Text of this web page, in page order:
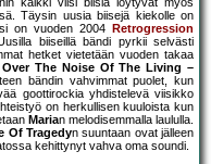
kaikki viisi biisiä löytyvät myös
Täysin uusia biisejä kiekolle on
on vuoden 2004
Retrogression
biiseillä bändi pyrkii selvästi
hetket vietetään vuoden takaa
Over The Noise Of The Living –
bändin vahvimmat puolet, kun
goottirockia yhdistelevä viisikko
on herkullisen kuuloista kun
Marian melodisemmalla laululla.
Of Tragedyn suuntaan ovat jälleen
kehittynyt vahva oma soundi.